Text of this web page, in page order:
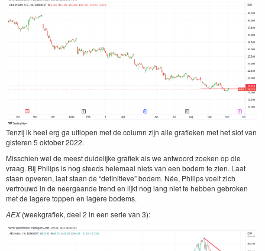
Ten­z­ij ik heel erg ga uit­lopen met de col­umn zijn alle grafieken met het slot van
gis­teren 5 okto­ber2022.
Miss­chien wel de meest duidelijke grafiek als we antwo­ord zoeken op die
vraag. Bij Philips is nog steeds hele­maal niets van een bodem te zien. Laat
staan opv­eren, laat staan de “defin­i­tieve” bodem. Née, Philips voelt zich
vertrouwd in de neer­gaande trend en lijkt nog lang niet te hebben gebro­ken
met de lagere top­pen en lagere bodems.
AEX(week­grafiek, deel 2 in een serie van 3):